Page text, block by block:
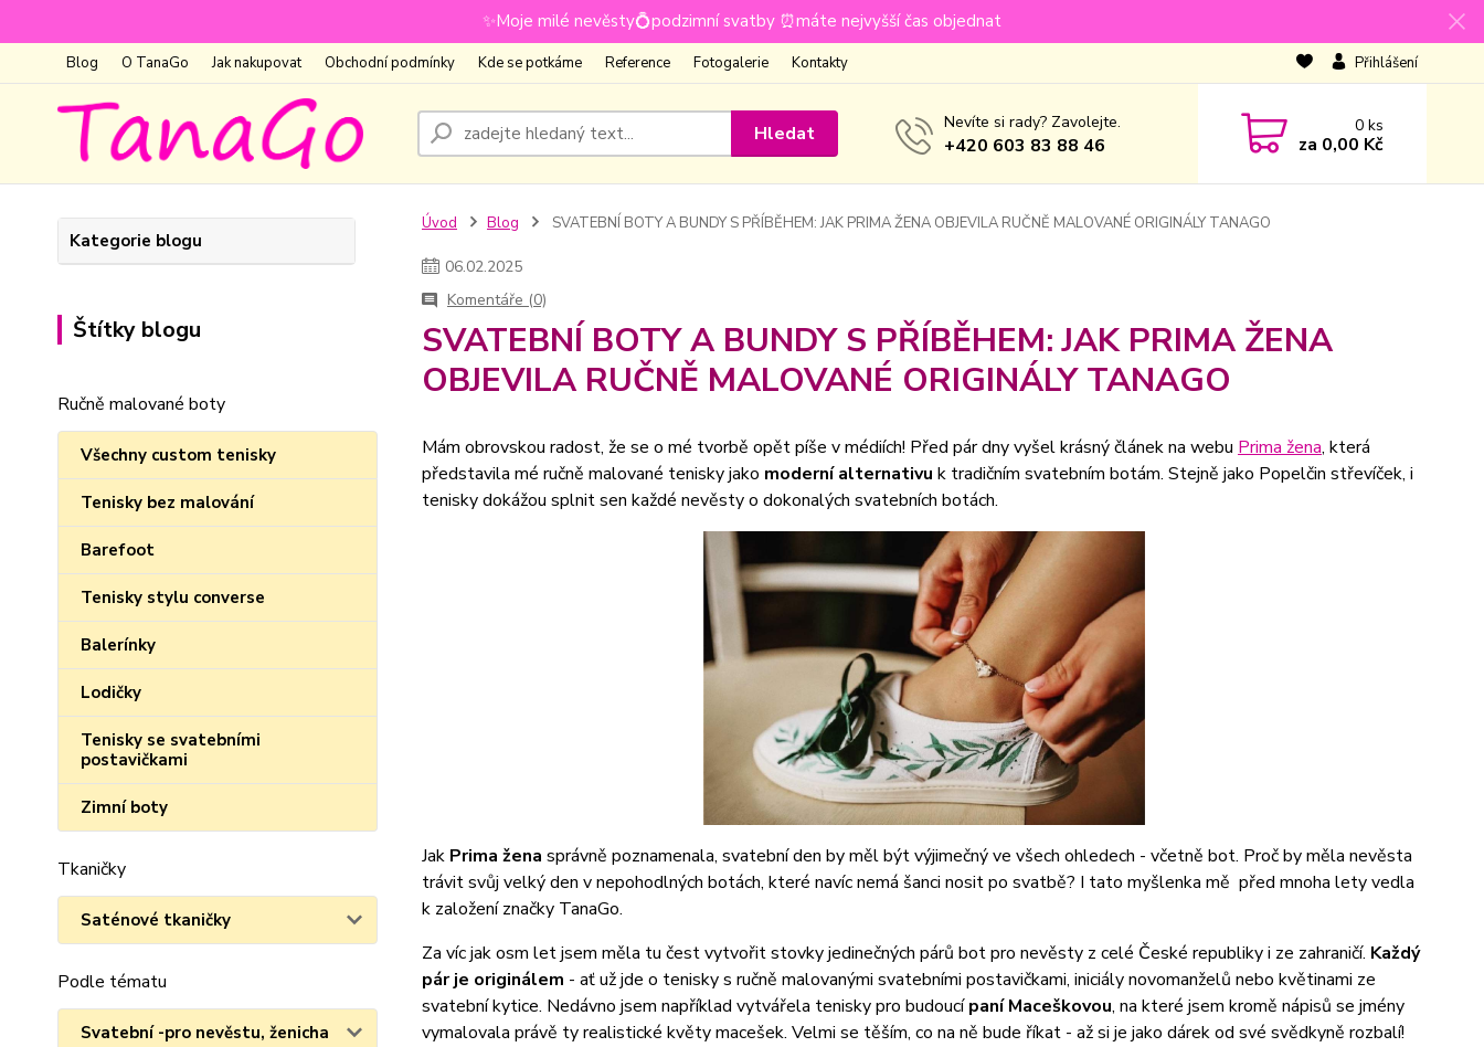
✨Moje milé nevěsty💍podzimní svatby ⏰máte nejvyšší čas objednat
Blog O TanaGo Jak nakupovat Obchodní podmínky Kde se potkáme Reference Fotogalerie Kontakty Přihlášení
Hledat Nevíte si rady? Zavolejte.
+420 603 83 88 46
0ks
za 0,00 Kč
Kategorie blogu
Štítky blogu
Ručně malované boty
Všechny custom tenisky
Tenisky bez malování
Barefoot
Tenisky stylu converse
Balerínky
Lodičky
Tenisky se svatebními
postavičkami
Zimní boty
Tkaničky
Saténové tkaničky
Podle tématu
Svatební -pro nevěstu, ženicha
Úvod Blog SVATEBNÍ BOTY A BUNDY S PŘÍBĚHEM: JAK PRIMA ŽENA OBJEVILA RUČNĚ MALOVANÉ ORIGINÁLY TANAGO
06.02.2025
Komentáře (0)
SVATEBNÍ BOTY A BUNDY S PŘÍBĚHEM: JAK PRIMA ŽENA
OBJEVILA RUČNĚ MALOVANÉ ORIGINÁLY TANAGO
Mám obrovskou radost, že se o mé tvorbě opět píše v médiích! Před pár dny vyšel krásný článek na webu Prima žena, která
představila mé ručně malované tenisky jako moderní alternativu k tradičním svatebním botám. Stejně jako Popelčin střevíček, i
tenisky dokážou splnit sen každé nevěsty o dokonalých svatebních botách.
Jak Prima žena správně poznamenala, svatební den by měl být výjimečný ve všech ohledech - včetně bot. Proč by měla nevěsta
trávit svůj velký den v nepohodlných botách, které navíc nemá šanci nosit po svatbě? I tato myšlenka mě před mnoha lety vedla
k založení značky TanaGo.
Za víc jak osm let jsem měla tu čest vytvořit stovky jedinečných párů bot pro nevěsty z celé České republiky i ze zahraničí. Každý
pár je originálem - ať už jde o tenisky s ručně malovanými svatebními postavičkami, iniciály novomanželů nebo květinami ze
svatební kytice. Nedávno jsem například vytvářela tenisky pro budoucípaní Maceškovou, na které jsem kromě nápisů se jmény
vymalovala právě ty realistické květy macešek. Velmi se těším, co na ně bude říkat - až si je jako dárek od své svědkyně rozbalí!